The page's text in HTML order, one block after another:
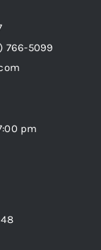
766-5099
pm